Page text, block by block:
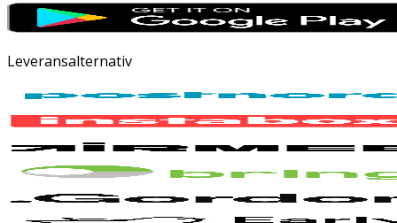
Leveransalternativ